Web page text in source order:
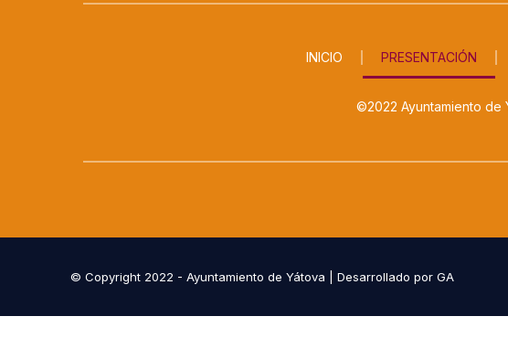
INICIO PRESENTACIÓN
©2022 Ayuntamiento de
© Copyright 2022 - Ayuntamiento de Yátova | Desarrollado por GA